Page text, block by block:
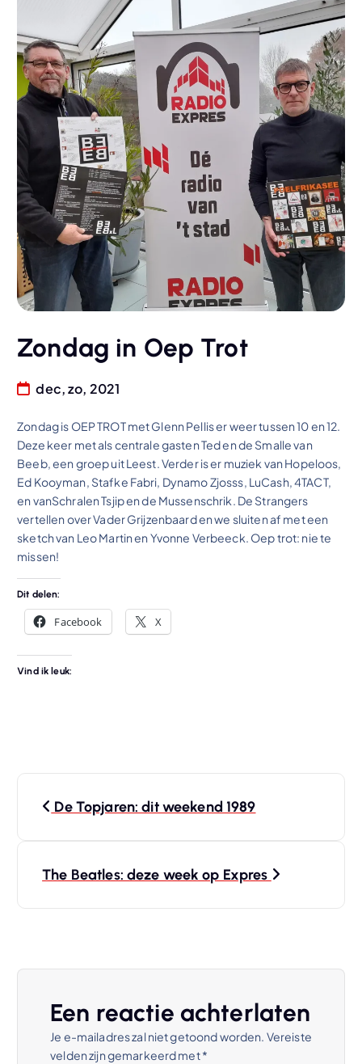
Zondag in Oep Trot
dec, zo, 2021
Zondag is OEP TROT met Glenn Pellis er weer tussen 10 en 12.
Deze keer met als centrale gasten Ted en de Smalle van
Beeb, een groep uit Leest. Verder is er muziek van Hopeloos,
Ed Kooyman, Stafke Fabri, Dynamo Zjosss, LuCash, 4TACT,
en vanSchralen Tsjip en de Mussenschrik. De Strangers
vertellen over Vader Grijzenbaard en we sluiten af met een
sketch van Leo Martin en Yvonne Verbeeck. Oep trot: nie te
missen!
Dit delen:
Facebook X
Vind ik leuk:
De Topjaren: dit weekend 1989
The Beatles: deze week op Expres
Een reactie achterlaten
Je e-mailadres zal niet getoond worden. Vereiste
velden zijn gemarkeerd met*